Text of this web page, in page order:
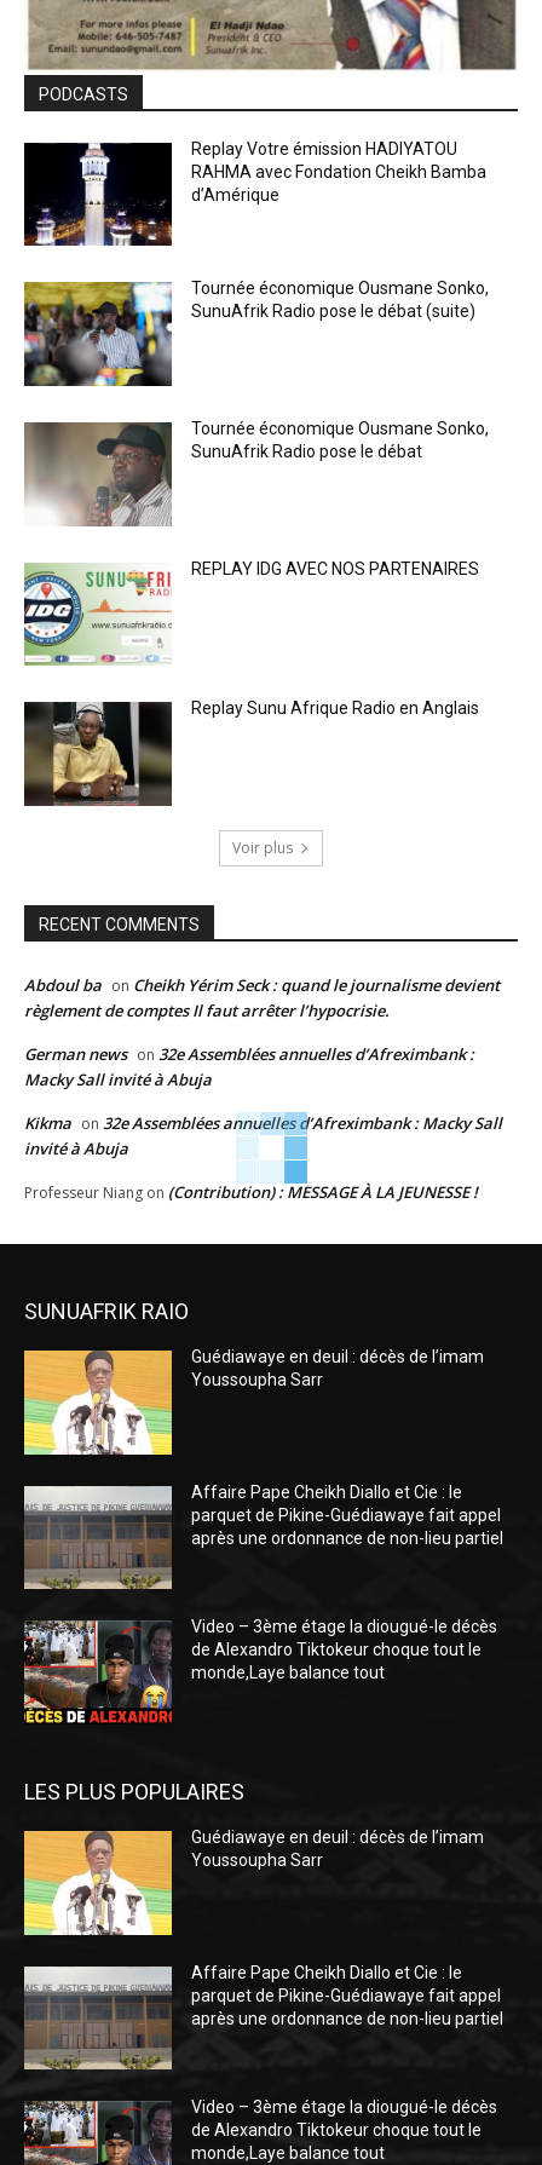
PODCASTS
Replay Votre émission HADIYATOU
RAHMA avec Fondation Cheikh Bamba
d’Amérique
Tournée économique Ousmane Sonko,
SunuAfrik Radio pose le débat (suite)
Tournée économique Ousmane Sonko,
SunuAfrik Radio pose le débat
REPLAY IDG AVEC NOS PARTENAIRES
Replay Sunu Afrique Radio en Anglais
Voir plus
RECENT COMMENTS
Abdoul ba on Cheikh Yérim Seck : quand le journalisme devient
règlement de comptes Il faut arrêter l’hypocrisie.
German news on 32e Assemblées annuelles d’Afreximbank :
Macky Sall invité à Abuja
Kikma on 32e Assemblées annuelles d’Afreximbank : Macky Sall
invité à Abuja
Professeur Niang on (Contribution) : MESSAGE À LA JEUNESSE !
SUNUAFRIK RAIO
Guédiawaye en deuil : décès de l’imam
Youssoupha Sarr
Affaire Pape Cheikh Diallo et Cie : le
parquet de Pikine-Guédiawaye fait appel
après une ordonnance de non-lieu partiel
Video – 3ème étage la diougué-le décès
de Alexandro Tiktokeur choque tout le
monde,Laye balance tout
LES PLUS POPULAIRES
Guédiawaye en deuil : décès de l’imam
Youssoupha Sarr
Affaire Pape Cheikh Diallo et Cie : le
parquet de Pikine-Guédiawaye fait appel
après une ordonnance de non-lieu partiel
Video – 3ème étage la diougué-le décès
de Alexandro Tiktokeur choque tout le
monde,Laye balance tout